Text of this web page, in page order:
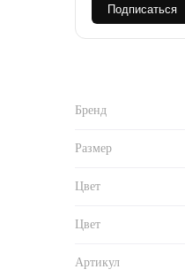
Подписаться
Бренд
Размер
Цвет
Цвет
Артикул